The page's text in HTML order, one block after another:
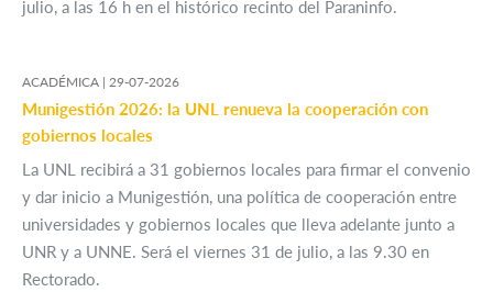
julio, a las 16 h en el histórico recinto del Paraninfo.
ACADÉMICA | 29-07-2026
Munigestión 2026: la UNL renueva la cooperación con
gobiernos locales
La UNL recibirá a 31 gobiernos locales para firmar el convenio
y dar inicio a Munigestión, una política de cooperación entre
universidades y gobiernos locales que lleva adelante junto a
UNR y a UNNE. Será el viernes 31 de julio, a las 9.30 en
Rectorado.